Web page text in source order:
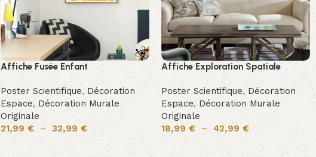
Affiche Fusée Enfant
Poster Scientifique,Décoration
Espace,Décoration Murale
Originale
21,99€ – 32,99€
Affiche Exploration Spatiale
Poster Scientifique, Décoration
Espace,Décoration Murale
Originale
18,99€ – 42,99€